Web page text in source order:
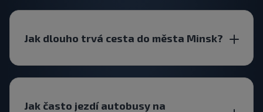
Jak dlouho trvá cesta do města Minsk?
Jak často jezdí autobusy na